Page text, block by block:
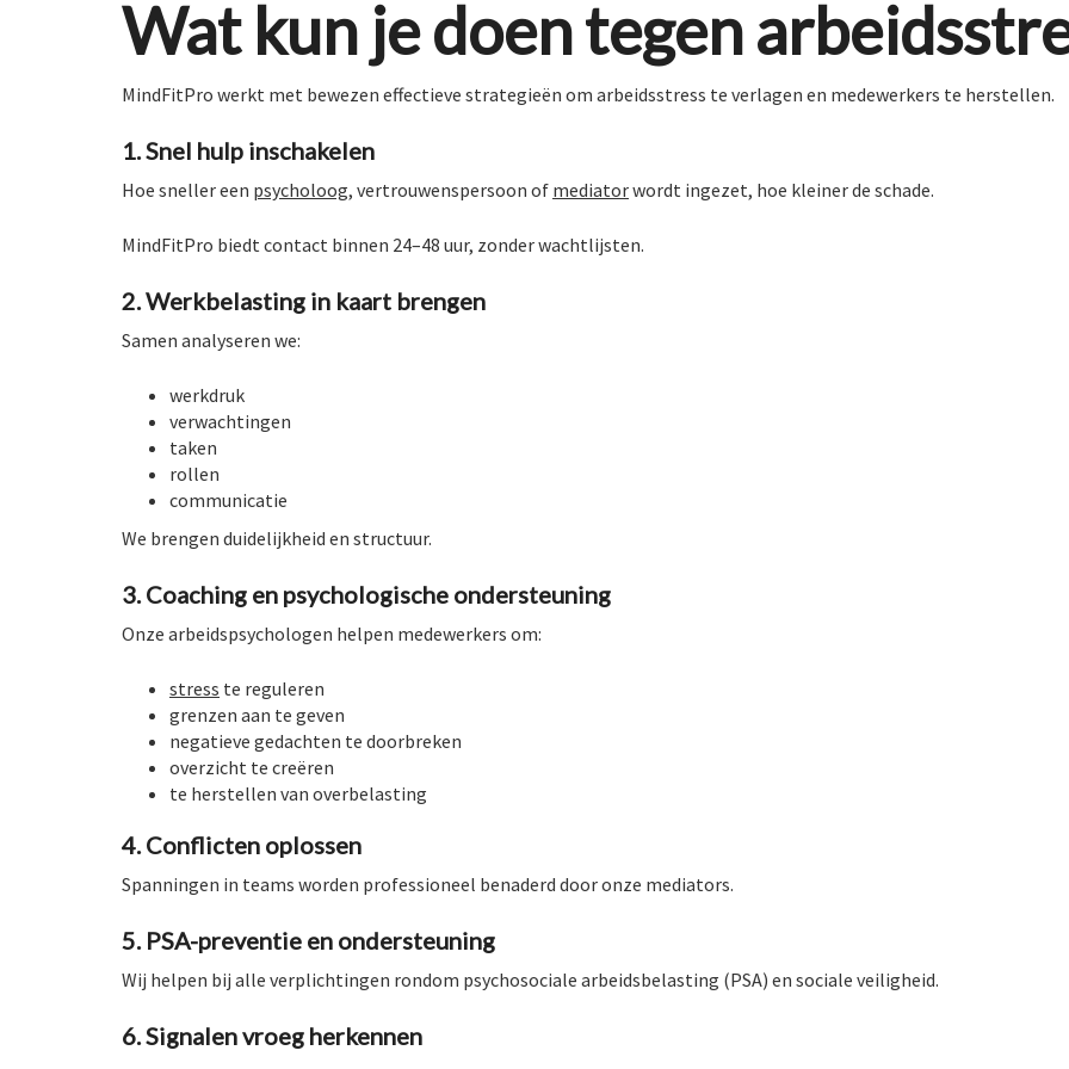
Wat kun je doen tegen
MindFitPro werkt met bewezen effectieve strategieën om arbeidsstress te verlagen en medewerkers te herstellen.
1. Snel hulp inschakelen
Hoe sneller een psycholoog, vertrouwenspersoon of mediatorwordt ingezet, hoe kleiner de schade.
MindFitPro biedt contact binnen 24–48 uur, zonder wachtlijsten.
2. Werkbelasting in kaart brengen
Samen analyseren we:
werkdruk
verwachtingen
taken
rollen
communicatie
We brengen duidelijkheid en structuur.
3. Coaching en psychologische ondersteuning
Onze arbeidspsychologen helpen medewerkers om:
stress te reguleren
grenzen aan te geven
negatieve gedachten te doorbreken
overzicht te creëren
te herstellen van overbelasting
4. Conflicten oplossen
Spanningen in teams worden professioneel benaderd door onze mediators.
5. PSA-preventie en ondersteuning
Wij helpen bij alle verplichtingen rondom psychosociale arbeidsbelasting (PSA) en sociale veiligheid.
6. Signalen vroeg herkennen